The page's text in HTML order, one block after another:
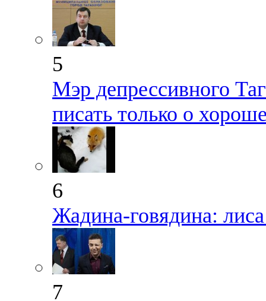
5
Мэр депрессивного
писать только о
6
Жадина-говядина:
7